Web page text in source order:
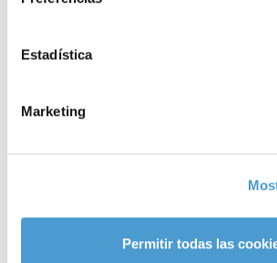
Estadística
Marketing
Permitir todas las
Finalmente, el último galardón ha recaído
reconocimiento a su “carácter
profesional
aportando unanálisis riguroso y neutraldel
– A día de hoy,331 asociaciones de
trastornos mentalesya son miembros